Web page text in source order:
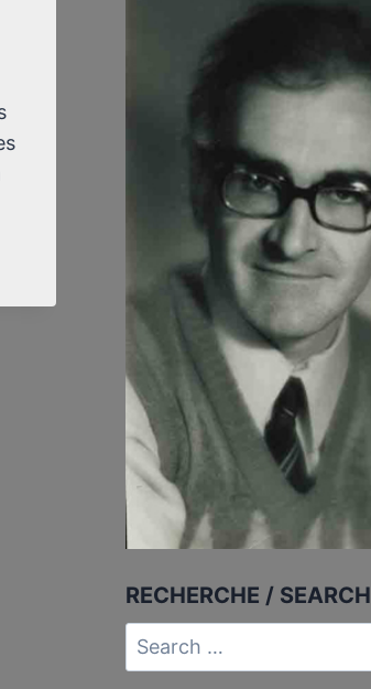
RECHERCHE / SEARCH
Search
for: